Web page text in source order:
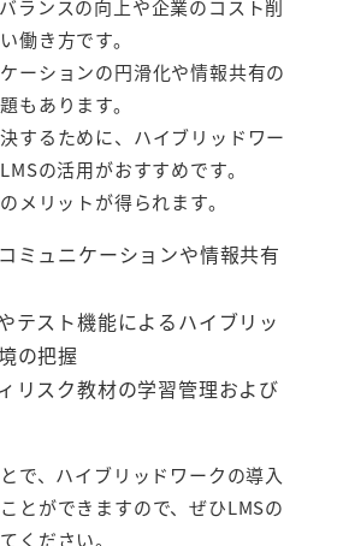
ランスの向上や企業のコスト削
働き方です。
ーションの円滑化や情報共有の
もあります。
するために、ハイブリッドワー
の活用がおすすめです。
メリットが得られます。
ミュニケーションや情報共有
テスト機能によるハイブリッ
の把握
リスク教材の学習管理および
で、ハイブリッドワークの導入
とができますので、ぜひLMSの
ください。